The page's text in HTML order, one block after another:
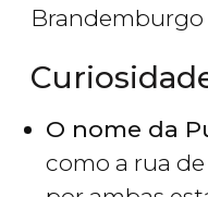
Brandemburgo
O nome da
como a rua